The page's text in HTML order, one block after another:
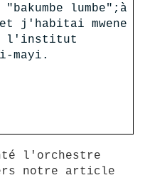
lumbe";à
j'habitai mwene
l'institut
mayi.
l'orchestre
notre article